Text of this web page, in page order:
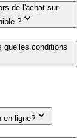
de l'achat sur
?
quelles conditions
en ligne?